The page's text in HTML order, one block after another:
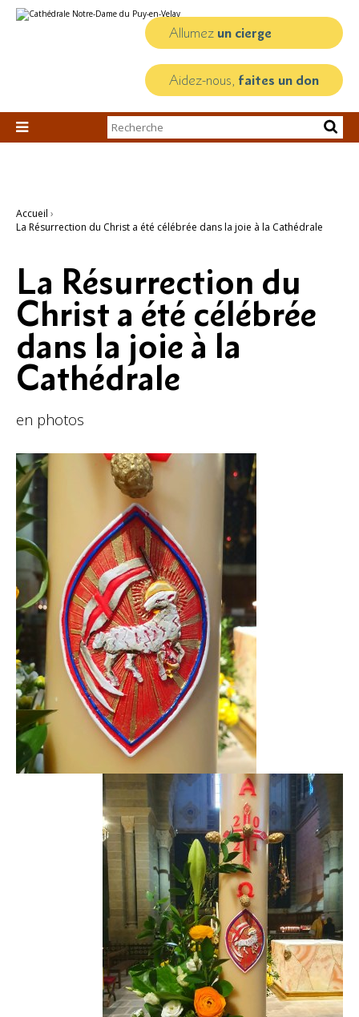
au
personnels
Allumez un cierge
Aidez-nous, faites un don

Chercher par
Recherche
Accueil ›
La Résurrection du Christ a été célébrée dans la joie à la Cathédrale
La Résurrection du
Christ a été célébrée
dans la joie à la
Cathédrale
en photos